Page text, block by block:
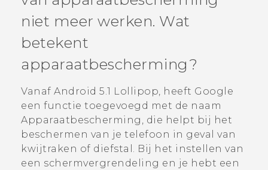
niet meer werken. Wat
betekent
apparaatbescherming?
Vanaf Android 5.1 Lollipop, heeft Google
een functie toegevoegd met de naam
Apparaatbescherming, die helpt bij het
beschermen van je telefoon in geval van
kwijtraken of diefstal. Bij het instellen van
een schermvergrendeling en je hebt een